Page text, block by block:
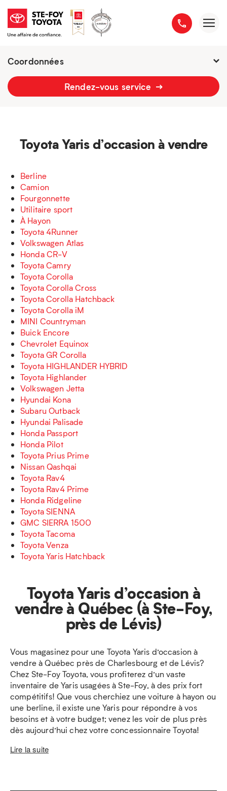
Coordonnées
Fermé : Ouverture-
Rendez-vous service
Toyota Yaris d’occasion à vendre
Berline
Camion
Fourgonnette
Utilitaire sport
À Hayon
Toyota 4Runner
Volkswagen Atlas
Honda CR-V
Toyota Camry
Toyota Corolla
Toyota Corolla Cross
Toyota Corolla Hatchback
Toyota Corolla iM
MINI Countryman
Buick Encore
Chevrolet Equinox
Toyota GR Corolla
Toyota HIGHLANDER HYBRID
Toyota Highlander
Volkswagen Jetta
Hyundai Kona
Subaru Outback
Hyundai Palisade
Honda Passport
Honda Pilot
Toyota Prius Prime
Nissan Qashqai
Toyota Rav4
Toyota Rav4 Prime
Honda Ridgeline
Toyota SIENNA
GMC SIERRA 1500
Toyota Tacoma
Toyota Venza
Toyota Yaris Hatchback
Toyota Yaris d’occasion à
vendre à Québec (à Ste-Foy,
près de Lévis)
Vous magasinez pour une Toyota Yaris d’occasion à
vendre à Québec près de Charlesbourg et de Lévis?
Chez Ste-Foy Toyota, vous profiterez d’un vaste
inventaire de Yaris usagées à Ste-Foy, à des prix fort
compétitifs! Que vous cherchiez une voiture à hayon ou
une berline, il existe une Yaris pour répondre à vos
besoins et à votre budget; venez les voir de plus près
dès aujourd’hui chez votre concessionnaire Toyota!
Lire la suite